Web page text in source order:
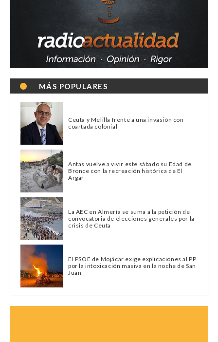
MÁS POPULARES
Ceuta y Melilla frente a una invasión con
coartada colonial
Antas vuelve a vivir este sábado su Edad de
Bronce con la recreación histórica de El
Argar
La AEC en Almería se suma a la petición de
convocatoria de elecciones generales por la
crisis de Ceuta
El PSOE de Mojácar exige explicaciones al PP
por la intoxicación masiva en la noche de San
Juan